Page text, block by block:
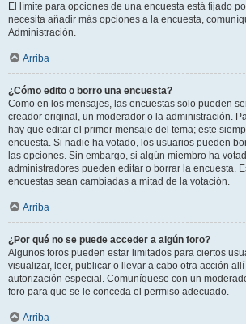
El límite para opciones de una encuesta está fijado
necesita añadir más opciones a la encuesta,
Administración.
Arriba
¿Cómo edito o borro una encuesta?
Como en los mensajes, las encuestas solo pueden
creador original, un moderador o la administración.
hay que editar el primer mensaje del tema; este
encuesta. Si nadie ha votado, los usuarios pueden
las opciones. Sin embargo, si algún miembro ha
administradores pueden editar o borrar la encuesta.
encuestas sean cambiadas a mitad de la votación.
Arriba
¿Por qué no se puede acceder a algún foro?
Algunos foros pueden estar limitados para ciertos
visualizar, leer, publicar o llevar a cabo otra acción
autorización especial. Comuníquese con un
foro para que se le conceda el permiso adecuado.
Arriba